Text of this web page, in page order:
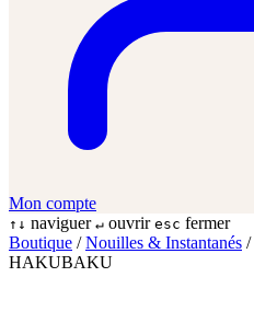
Mon compte
↑↓ naviguer ↵ ouvrir esc fermer
Boutique / Nouilles & Instantanés /
HAKUBAKU